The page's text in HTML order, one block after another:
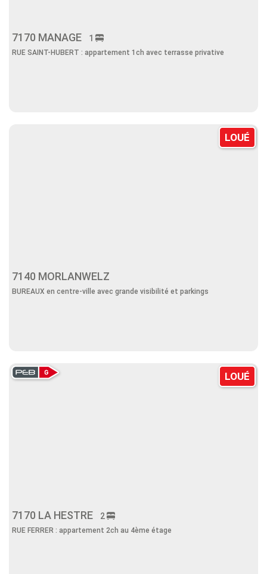
7170 MANAGE 1
RUE SAINT-HUBERT : appartement 1ch avec terrasse privative
LOUÉ
7140 MORLANWELZ
BUREAUX en centre-ville avec grande visibilité et parkings
LOUÉ
7170 LA HESTRE 2
RUE FERRER : appartement 2ch au 4ème étage